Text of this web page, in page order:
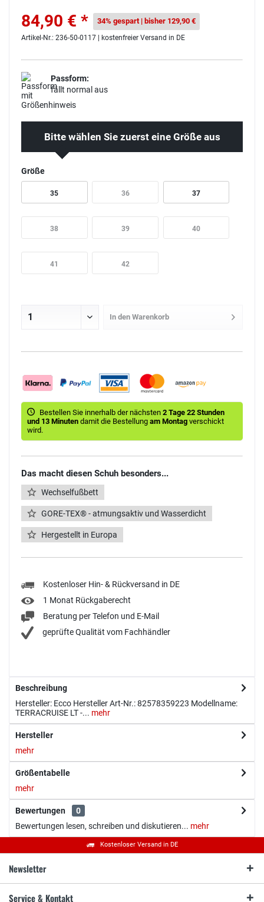
84,90 € * 34% gespart | bisher 129,90 €
Artikel-Nr.: 236-50-0117 | kostenfreier Versand in DE
Passform:
fällt normal aus
Bitte wählen Sie zuerst eine Größe aus
Größe
35 36 37
38 39 40
41 42
In den Warenkorb
Bestellen Sie innerhalb der nächsten 2 Tage 22 Stunden
und 13 Minuten damit die Bestellung am Montag verschickt
wird.
Das macht diesen Schuh besonders...
Wechselfußbett
GORE-TEX® - atmungsaktiv und Wasserdicht
Hergestellt in Europa
Kostenloser Hin- & Rückversand in DE
1 Monat Rückgaberecht
Beratung per Telefon und E-Mail
geprüfte Qualität vom Fachhändler
Beschreibung
Hersteller: Ecco Hersteller Art-Nr.: 82578359223 Modellname:
TERRACRUISE LT -... mehr
Hersteller
mehr
Größentabelle
mehr
Bewertungen
0
Bewertungen lesen, schreiben und diskutieren... mehr
Kostenloser Versand in DE
Newsletter
Service & Kontakt